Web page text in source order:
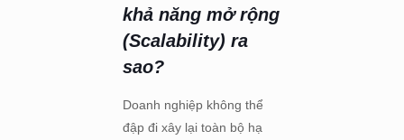
khả năng mở rộng
(Scalability) ra
sao?
Doanh nghiệp không thể
đập đi xây lại toàn bộ hạ